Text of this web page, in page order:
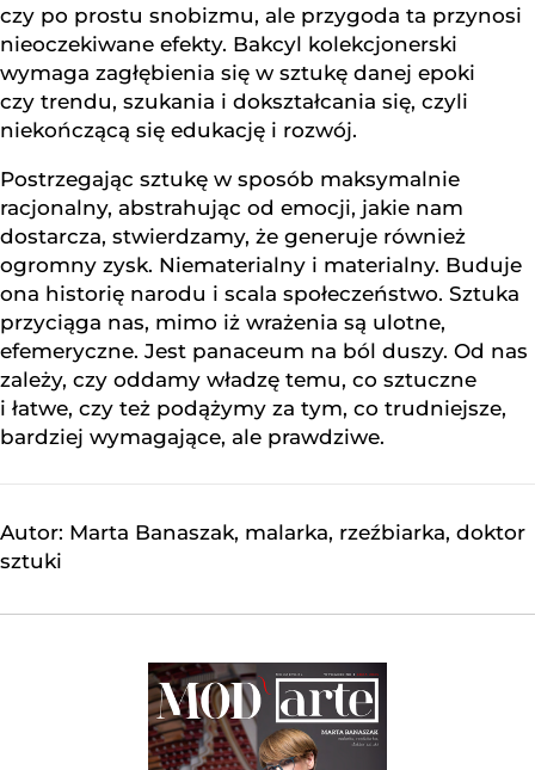
czy po prostu snobizmu, ale przygoda ta przynosi
nieoczekiwane efekty. Bakcyl kolekcjonerski
wymaga zagłębienia się w sztukę danej epoki
czy trendu, szukania i dokształcania się, czyli
niekończącą się edukację i rozwój.
Postrzegając sztukę w sposób maksymalnie
racjonalny, abstrahując od emocji, jakie nam
dostarcza, stwierdzamy, że generuje również
ogromny zysk. Niematerialny i materialny. Buduje
ona historię narodu i scala społeczeństwo. Sztuka
przyciąga nas, mimo iż wrażenia są ulotne,
efemeryczne. Jest panaceum na ból duszy. Od nas
zależy, czy oddamy władzę temu, co sztuczne
i łatwe, czy też podążymy za tym, co trudniejsze,
bardziej wymagające, ale prawdziwe.
Autor: Marta Banaszak, malarka, rzeźbiarka, doktor
sztuki